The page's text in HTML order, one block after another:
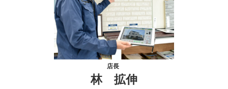
店長
林 拡伸